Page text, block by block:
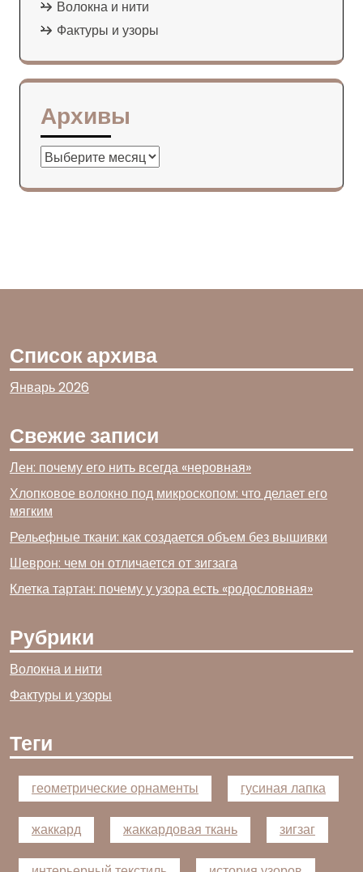
Волокна и нити
Фактуры и узоры
Архивы
Архивы
Список архива
Январь 2026
Свежие записи
Лен: почему его нить всегда «неровная»
Хлопковое волокно под микроскопом: что делает его
мягким
Рельефные ткани: как создается объем без вышивки
Шеврон: чем он отличается от зигзага
Клетка тартан: почему у узора есть «родословная»
Рубрики
Волокна и нити
Фактуры и узоры
Теги
геометрические орнаменты гусиная лапка
жаккард жаккардовая ткань зигзаг